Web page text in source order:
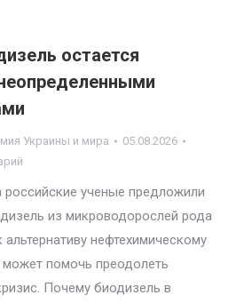
остается
Украины и мира
05.08.2026
ученые предложили
из микроводорослей рода
нефтехимическому
помочь преодолеть
Почему биодизель в